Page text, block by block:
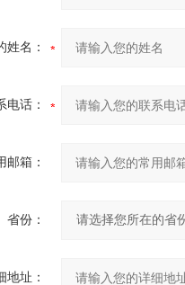
姓名：
电话：
邮箱：
省份：
地址：